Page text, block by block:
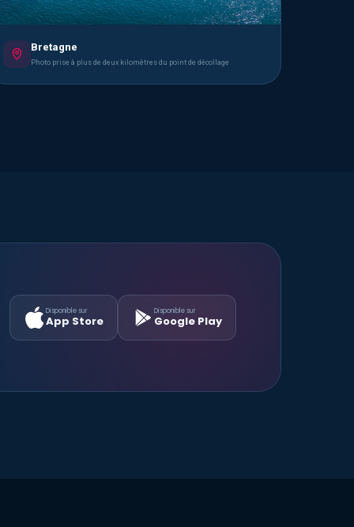
Bretagne
Photo prise à plus de deux kilomètres du point de décollage
Disponible sur
App Store
Disponible sur
Google Play